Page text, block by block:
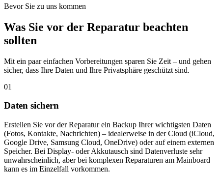
Bevor Sie zu uns kommen
Was Sie vor der Reparatur beachten
sollten
Mit ein paar einfachen Vorbereitungen sparen Sie Zeit – und gehen
sicher, dass Ihre Daten und Ihre Privatsphäre geschützt sind.
01
Daten sichern
Erstellen Sie vor der Reparatur ein Backup Ihrer wichtigsten Daten
(Fotos, Kontakte, Nachrichten) – idealerweise in der Cloud (iCloud,
Google Drive, Samsung Cloud, OneDrive) oder auf einem externen
Speicher. Bei Display- oder Akkutausch sind Datenverluste sehr
unwahrscheinlich, aber bei komplexen Reparaturen am Mainboard
kann es im Einzelfall vorkommen.